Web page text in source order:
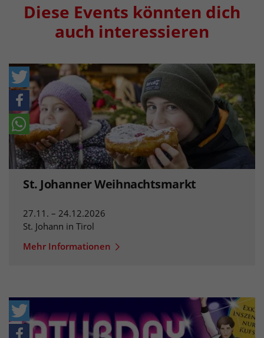
Diese Events könnten dich
auch interessieren
St. Johanner Weihnachtsmarkt
27.11. – 24.12.2026
St. Johann in Tirol
Mehr Informationen